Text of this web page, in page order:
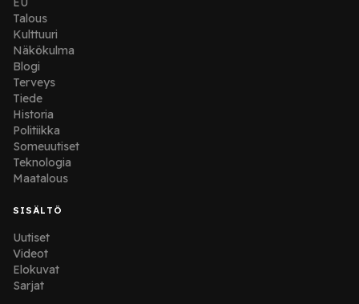
Talous
Kulttuuri
Näkökulma
Blogi
Terveys
Tiede
Historia
Politiikka
Someuutiset
Teknologia
Maatalous
SISÄLTÖ
Uutiset
Videot
Elokuvat
Sarjat